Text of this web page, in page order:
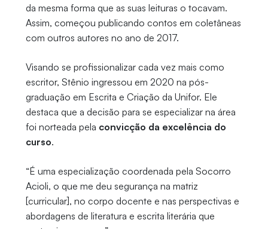
da mesma forma que as suas leituras o tocavam.
Assim, começou publicando contos em coletâneas
com outros autores no ano de 2017.
Visando se profissionalizar cada vez mais como
escritor, Stênio ingressou em 2020 na pós-
graduação em Escrita e Criação da Unifor. Ele
destaca que a decisão para se especializar na área
foi norteada pela convicção da excelência do
curso.
“É uma especialização coordenada pela Socorro
Acioli, o que me deu segurança na matriz
[curricular], no corpo docente e nas perspectivas e
abordagens de literatura e escrita literária que